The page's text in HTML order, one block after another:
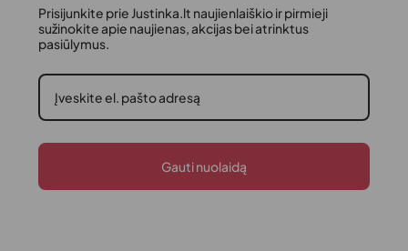
Prisijunkite prie Justinka.lt naujienlaiškio ir pirmieji
sužinokite apie naujienas, akcijas bei atrinktus
pasiūlymus.
Gauti nuolaidą